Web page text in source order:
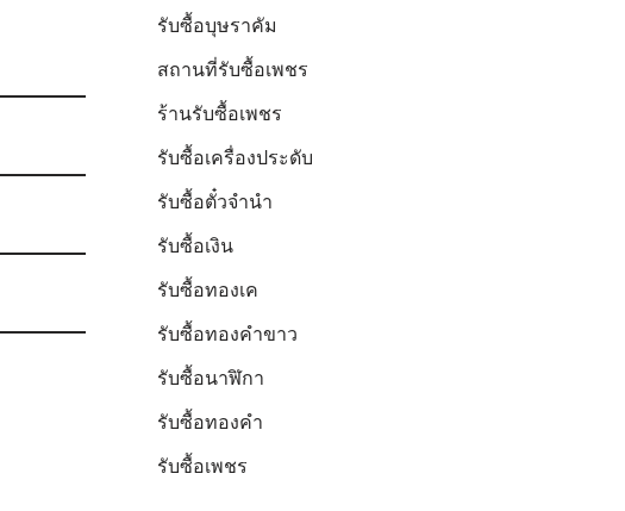
รับซื้อบุษราคัม
สถานที่รับซื้อเพชร
ร้านรับซื้อเพชร
รับซื้อเครื่องประดับ
รับซื้อตั๋วจำนำ
รับซื้อเงิน
รับซื้อทองเค
รับซื้อทองคำขาว
รับซื้อนาฬิกา
รับซื้อทองคำ
รับซื้อเพชร